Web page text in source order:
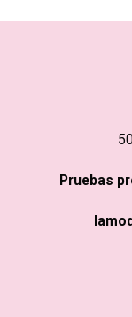
Pruebas